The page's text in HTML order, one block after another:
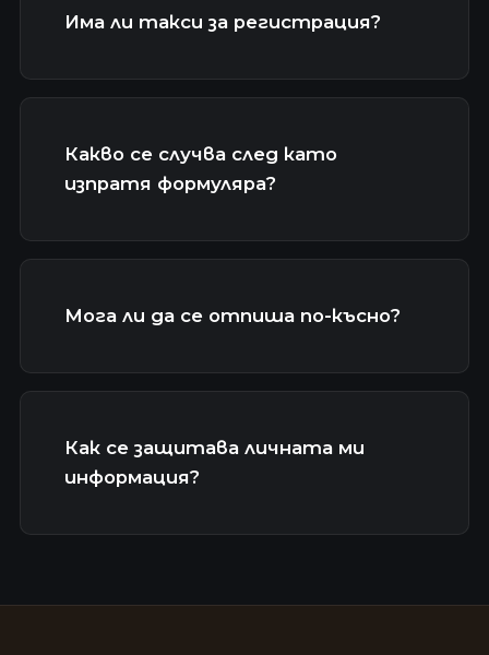
Има ли такси за регистрация?
Какво се случва след като
изпратя формуляра?
Мога ли да се отпиша по-късно?
Как се защитава личната ми
информация?